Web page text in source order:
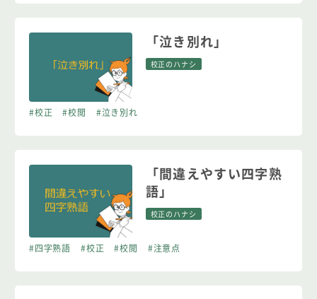
「泣き別れ」
校正のハナシ
#校正 #校閲 #泣き別れ
「間違えやすい四字熟
語」
校正のハナシ
#四字熟語 #校正 #校閲 #注意点